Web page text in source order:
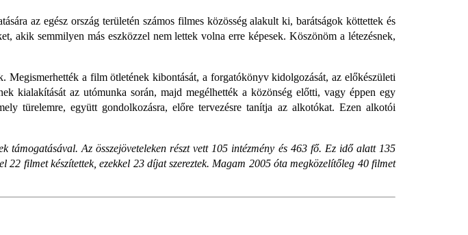
az egész ország területén számos filmes közösség alakult ki, barátságok köttettek és
akik semmilyen más eszközzel nem lettek volna erre képesek. Köszönöm a létezésnek,
a film ötletének kibontását, a forgatókönyv kidolgozását, az előkészületi
kialakítását az utómunka során, majd megélhették a közönség előtti, vagy éppen egy
türelemre, együtt gondolkozásra, előre tervezésre tanítja az alkotókat. Ezen alkotói
Az összejöveteleken részt vett 105 intézmény és 463 fő. Ez idő alatt 135
filmet készítettek, ezekkel 23 díjat szereztek. Magam 2005 óta megközelítőleg 40 filmet